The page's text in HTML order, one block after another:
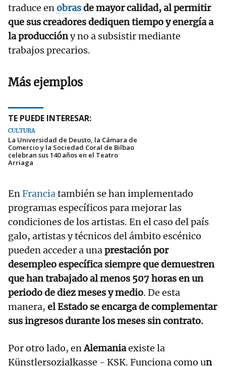
traduce en obrasde mayor calidad, al permitir
que sus creadores dediquen tiempo y energía a
la produccióny no a subsistir mediante
trabajos precarios.
Más ejemplos
TE PUEDE INTERESAR:
CULTURA
La Universidad de Deusto, la Cámara de
Comercio y la Sociedad Coral de Bilbao
celebran sus 140 años en el Teatro
Arriaga
En Francia también se han implementado
programas específicos para mejorar las
condiciones de los artistas. En el caso del país
galo, artistas y técnicos del ámbito escénico
pueden acceder a una prestación por
desempleo específica siempre que demuestren
que han trabajado al menos 507 horas en un
periodo de diez meses y medio. De esta
manera, el Estado se encarga de complementar
sus ingresos durante los meses sin contrato.
Por otro lado, enAlemaniaexiste la
Künstlersozialkasse - KSK. Funciona como un